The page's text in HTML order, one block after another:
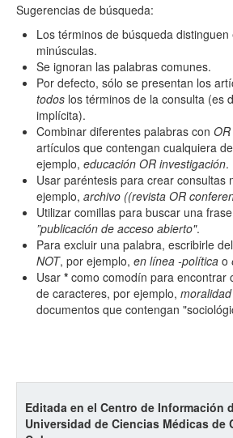
Cobertura
Todos los camps término del índice
Sugerencias de búsqueda:
Los términos de búsqueda
minúsculas.
Se ignoran las palabras comunes.
Por defecto, sólo se presentan los
todos los términos de la consulta (es
implícita).
Combinar diferentes palabras con OR
artículos que contengan cualquiera
ejemplo, educación OR investigación.
Usar paréntesis para crear consultas
ejemplo, archivo ((revista OR
Utilizar comillas para buscar una
”publicación de acceso abierto".
Para excluir una palabra, escribirle
NOT, por ejemplo, en línea -política o
Usar * como comodín para encontrar
de caracteres, por ejemplo,
documentos que contengan
Editada en el Centro de Información
Universidad de Ciencias Médicas de